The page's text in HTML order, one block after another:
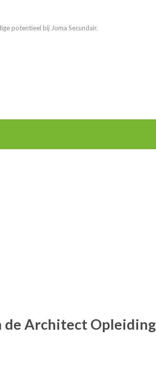
potentieel bij Joma Secundair.
de Architect Opleiding